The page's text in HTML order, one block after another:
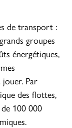
de transport :
groupes
énergétiques,
Par
des flottes,
100 000